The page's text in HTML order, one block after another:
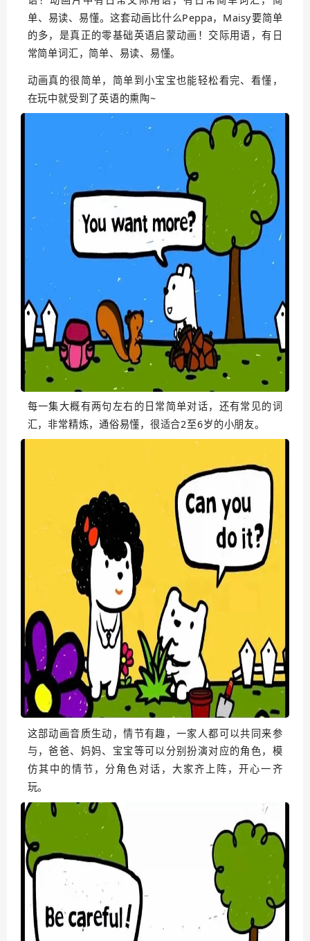
单、易读、易懂。这套动画比什么Peppa，Maisy要简单
的多，是真正的零基础英语启蒙动画！交际用语，有日
常简单词汇，简单、易读、易懂。
动画真的很简单，简单到小宝宝也能轻松看完、看懂，
在玩中就受到了英语的熏陶~
每一集大概有两句左右的日常简单对话，还有常见的词
汇，非常精炼，通俗易懂，很适合2至6岁的小朋友。
这部动画音质生动，情节有趣，一家人都可以共同来参
与，爸爸、妈妈、宝宝等可以分别扮演对应的角色，模
仿其中的情节，分角色对话，大家齐上阵，开心一齐
玩。